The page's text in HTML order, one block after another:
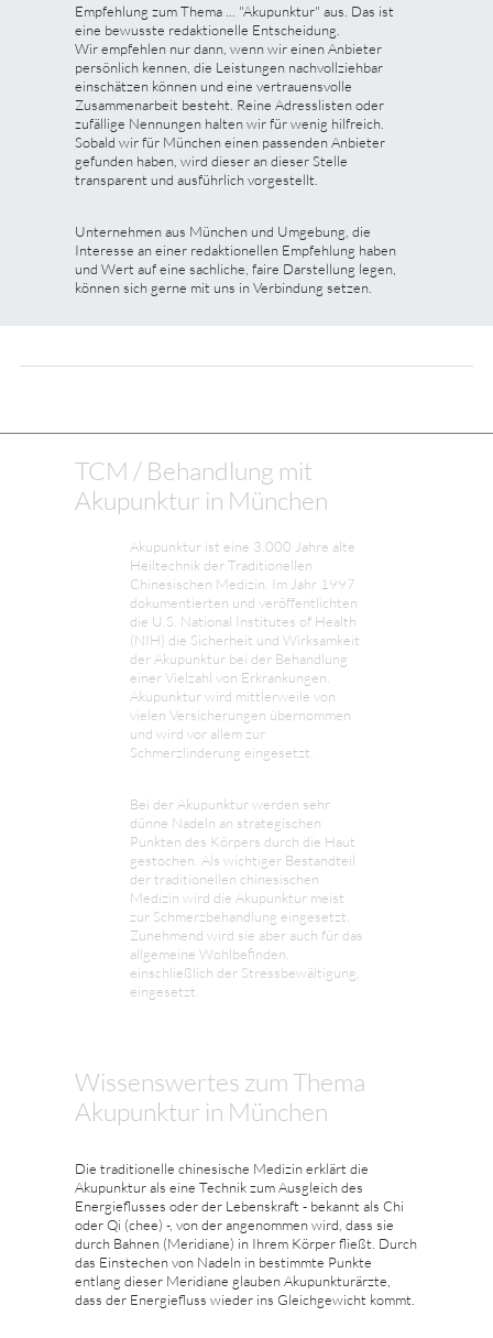
Empfehlung zum Thema ... "Akupunktur" aus. Das ist
eine bewusste redaktionelle Entscheidung.
Wir empfehlen nur dann, wenn wir einen Anbieter
persönlich kennen, die Leistungen nachvollziehbar
einschätzen können und eine vertrauensvolle
Zusammenarbeit besteht. Reine Adresslisten oder
zufällige Nennungen halten wir für wenig hilfreich.
Sobald wir für München einen passenden Anbieter
gefunden haben, wird dieser an dieser Stelle
transparent und ausführlich vorgestellt.
Unternehmen aus München und Umgebung, die
Interesse an einer redaktionellen Empfehlung haben
und Wert auf eine sachliche, faire Darstellung legen,
können sich gerne mit uns in Verbindung setzen.
TCM / Behandlung mit
Akupunktur in München
Akupunktur ist eine 3.000 Jahre alte
Heiltechnik der Traditionellen
Chinesischen Medizin. Im Jahr 1997
dokumentierten und veröffentlichten
die U.S. National Institutes of Health
(NIH) die Sicherheit und Wirksamkeit
der Akupunktur bei der Behandlung
einer Vielzahl von Erkrankungen.
Akupunktur wird mittlerweile von
vielen Versicherungen übernommen
und wird vor allem zur
Schmerzlinderung eingesetzt.
Bei der Akupunktur werden sehr
dünne Nadeln an strategischen
Punkten des Körpers durch die Haut
gestochen. Als wichtiger Bestandteil
der traditionellen chinesischen
Medizin wird die Akupunktur meist
zur Schmerzbehandlung eingesetzt.
Zunehmend wird sie aber auch für das
allgemeine Wohlbefinden,
einschließlich der Stressbewältigung,
eingesetzt.
Wissenswertes zum Thema
Akupunktur in München
Die traditionelle chinesische Medizin erklärt die
Akupunktur als eine Technik zum Ausgleich des
Energieflusses oder der Lebenskraft - bekannt als Chi
oder Qi (chee) -, von der angenommen wird, dass sie
durch Bahnen (Meridiane) in Ihrem Körper fließt. Durch
das Einstechen von Nadeln in bestimmte Punkte
entlang dieser Meridiane glauben Akupunkturärzte,
dass der Energiefluss wieder ins Gleichgewicht kommt.